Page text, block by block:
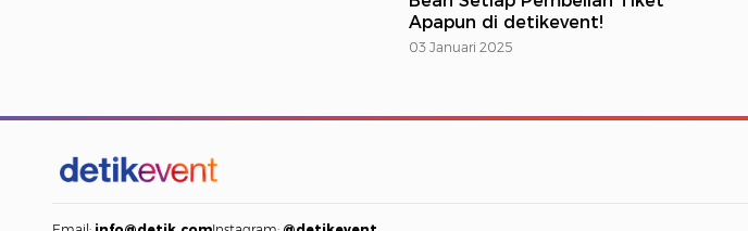
Apapun di detikevent!
03 Januari 2025